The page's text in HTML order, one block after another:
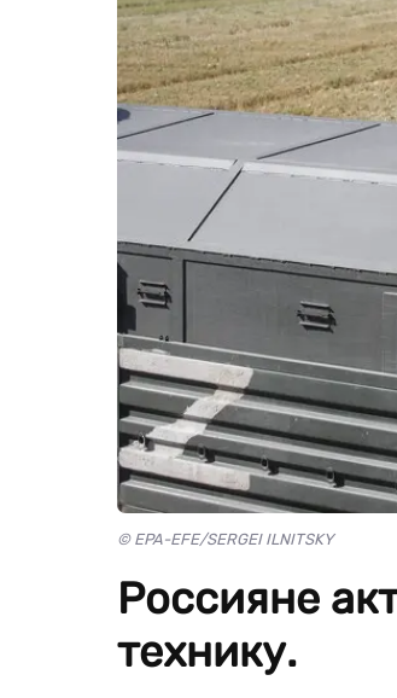
© EPA-EFE/SERGEI ILNITSKY
Россияне
технику.